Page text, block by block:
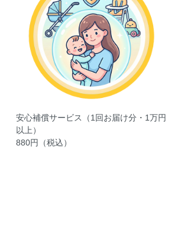
安心補償サービス（1回お届け分・1万円
以上）
880円（税込）